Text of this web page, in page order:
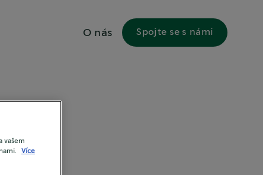
O nás Spojte se s námi
vašem
Více